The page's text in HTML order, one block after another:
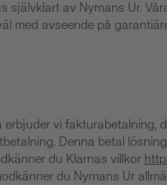
självklart av Nymans Ur.
med avseende på
erbjuder vi fakturabetalning,
Denna betal
du Klarnas villkor
du Nymans Ur